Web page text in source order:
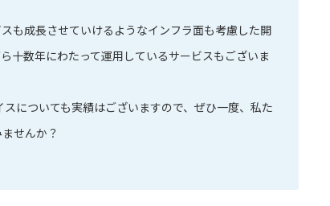
も成長させていけるようなインフラ面も考慮した開
十数年にわたって運用しているサービスもございま
についても実績はございますので、ぜひ一度、私た
せんか？